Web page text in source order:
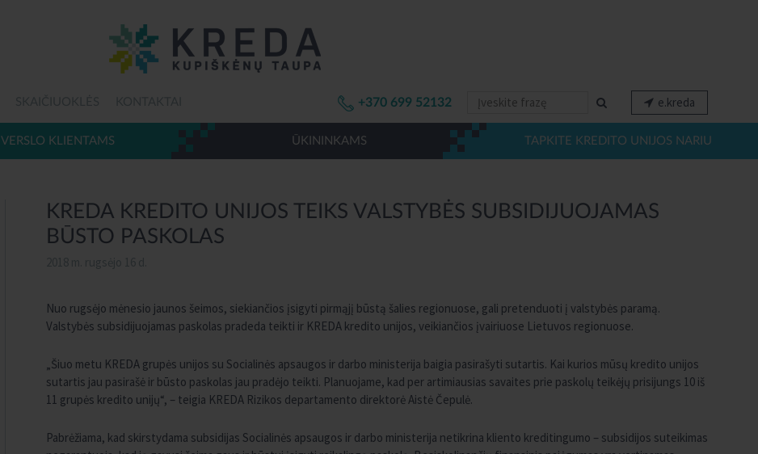
+370 699 52132 e.kreda
VERSLO KLIENTAMS ŪKININKAMS TAPKITE KREDITO UNIJOS NARIU
KREDA KREDITO UNIJOS TEIKS VALSTYBĖS SUBSIDIJUOJAMAS
BŪSTO PASKOLAS
Nuo rugsėjo mėnesio jaunos šeimos, siekiančios įsigyti pirmąjį būstą šalies regionuose, gali pretenduoti į valstybės paramą.
Valstybės subsidijuojamas paskolas pradeda teikti ir KREDA kredito unijos, veikiančios įvairiuose Lietuvos regionuose.
„Šiuo metu KREDA grupės unijos su Socialinės apsaugos ir darbo ministerija baigia pasirašyti sutartis. Kai kurios mūsų kredito unijos
sutartis jau pasirašė ir būsto paskolas jau pradėjo teikti. Planuojame, kad per artimiausias savaites prie paskolų teikėjų prisijungs 10 iš
11 grupės kredito unijų“, – teigia KREDA Rizikos departamento direktorė Aistė Čepulė.
Pabrėžiama, kad skirstydama subsidijas Socialinės apsaugos ir darbo ministerija netikrina kliento kreditingumo – subsidijos suteikimas